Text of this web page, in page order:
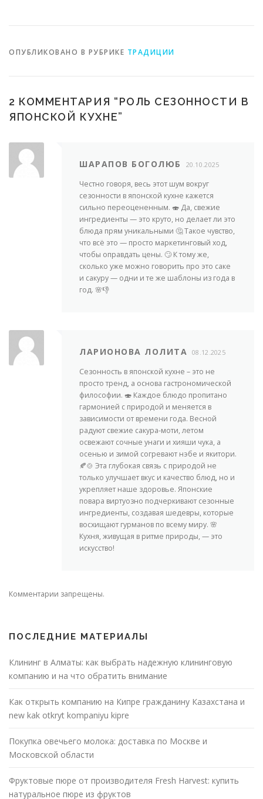
ОПУБЛИКОВАНО В РУБРИКЕ ТРАДИЦИИ
2 КОММЕНТАРИЯ “РОЛЬ СЕЗОННОСТИ В
ЯПОНСКОЙ КУХНЕ”
ШАРАПОВ БОГОЛЮБ 20.10.2025
Честно говоря, весь этот шум вокруг
сезонности в японской кухне кажется
сильно переоцененным. 🍣 Да, свежие
ингредиенты — это круто, но делает ли это
блюда прям уникальными 🤔 Такое чувство,
что всё это — просто маркетинговый ход,
чтобы оправдать цены. 🙄 К тому же,
сколько уже можно говорить про это саке
и сакуру — одни и те же шаблоны из года в
год. 🌸👎
ЛАРИОНОВА ЛОЛИТА 08.12.2025
Сезонность в японской кухне – это не
просто тренд, а основа гастрономической
философии. 🍣 Каждое блюдо пропитано
гармонией с природой и меняется в
зависимости от времени года. Весной
радуют свежие сакура-моти, летом
освежают сочные унаги и хияши чука, а
осенью и зимой согревают нэбе и якитори.
🍂🍲 Эта глубокая связь с природой не
только улучшает вкус и качество блюд, но и
укрепляет наше здоровье. Японские
повара виртуозно подчеркивают сезонные
ингредиенты, создавая шедевры, которые
восхищают гурманов по всему миру. 🌸
Кухня, живущая в ритме природы, — это
искусство!
Комментарии запрещены.
ПОСЛЕДНИЕ МАТЕРИАЛЫ
Клининг в Алматы: как выбрать надежную клининговую
компанию и на что обратить внимание
Как открыть компанию на Кипре гражданину Казахстана и
new kak otkryt kompaniyu kipre
Покупка овечьего молока: доставка по Москве и
Московской области
Фруктовые пюре от производителя Fresh Harvest: купить
натуральное пюре из фруктов